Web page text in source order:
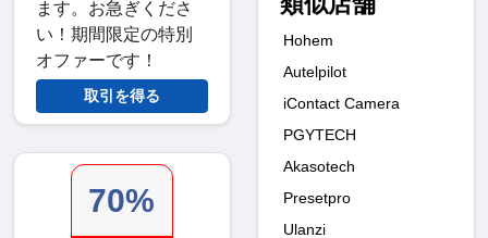
ます。お急ぎくださ
い！期間限定の特別
オファーです！
取引を得る
70%
Hohem
Autelpilot
iContact Camera
PGYTECH
Akasotech
Presetpro
Ulanzi